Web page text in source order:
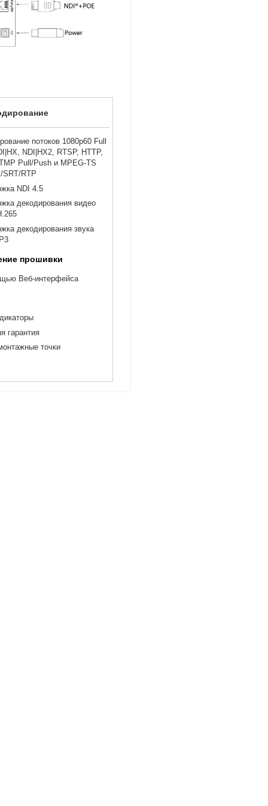
потоков 1080p60 Full
, NDI|HX2, RTSP, HTTP,
Pull/Push и MPEG-TS
SRT/RTP
NDI 4.5
декодирования видео
декодирования звука
прошивки
Веб-интерфейса
гарантия
точки